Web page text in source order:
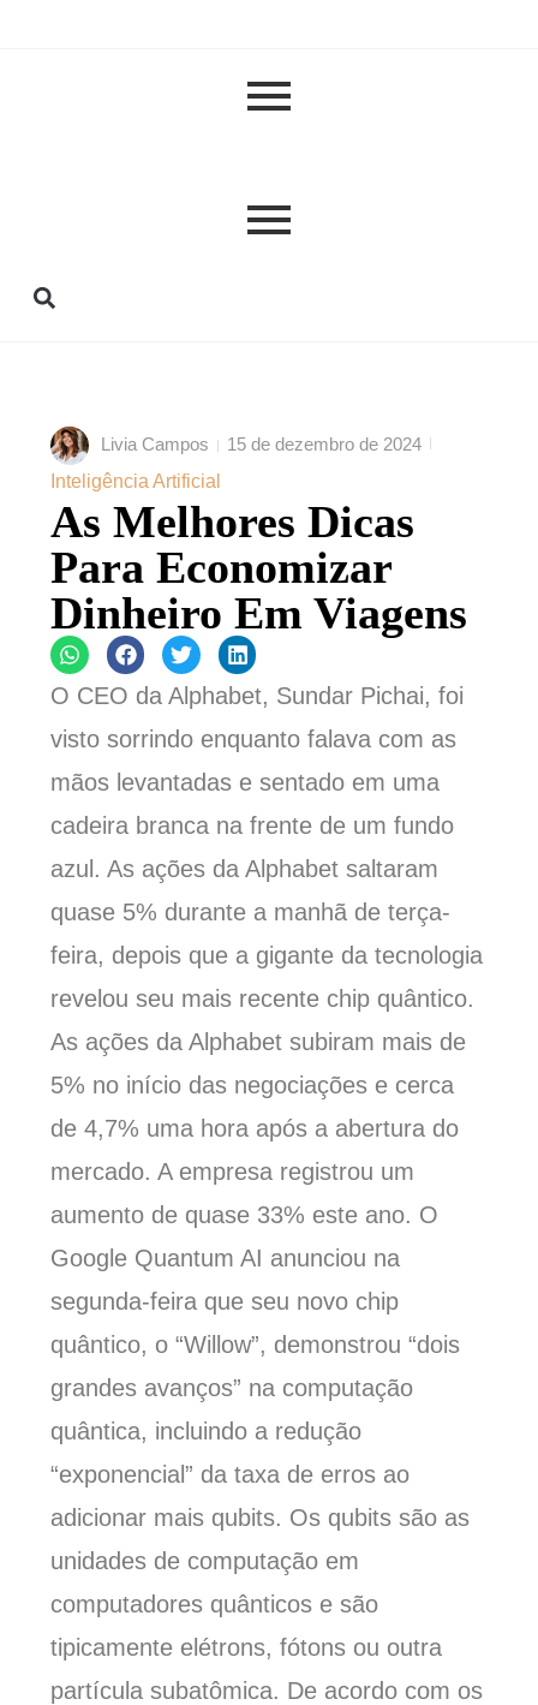
Livia Campos
15 de dezembro de 2024
Inteligência Artificial
As Melhores Dicas
Para Economizar
Dinheiro Em Viagens
O CEO da Alphabet, Sundar Pichai, foi
visto sorrindo enquanto falava com as
mãos levantadas e sentado em uma
cadeira branca na frente de um fundo
azul. As ações da Alphabet saltaram
quase 5% durante a manhã de terça-
feira, depois que a gigante da tecnologia
revelou seu mais recente chip quântico.
As ações da Alphabet subiram mais de
5% no início das negociações e cerca
de 4,7% uma hora após a abertura do
mercado. A empresa registrou um
aumento de quase 33% este ano. O
Google Quantum AI anunciou na
segunda-feira que seu novo chip
quântico, o “Willow”, demonstrou “dois
grandes avanços” na computação
quântica, incluindo a redução
“exponencial” da taxa de erros ao
adicionar mais qubits. Os qubits são as
unidades de computação em
computadores quânticos e são
tipicamente elétrons, fótons ou outra
partícula subatômica. De acordo com os